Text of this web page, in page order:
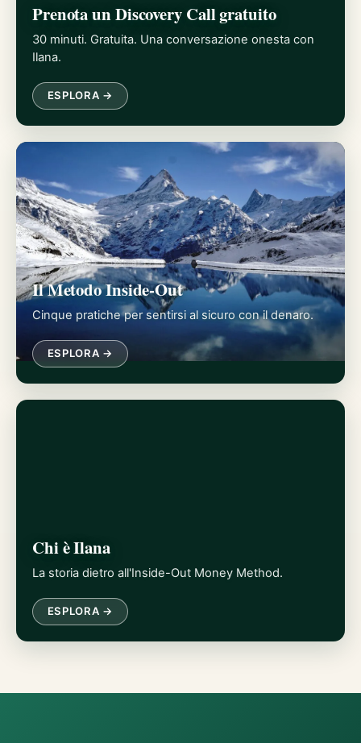
Prenota un Discovery Call gratuito
30 minuti. Gratuita. Una conversazione onesta con
Ilana.
ESPLORA →
Il Metodo Inside-Out
Cinque pratiche per sentirsi al sicuro con il denaro.
ESPLORA →
Chi è Ilana
La storia dietro all'Inside-Out Money Method.
ESPLORA →